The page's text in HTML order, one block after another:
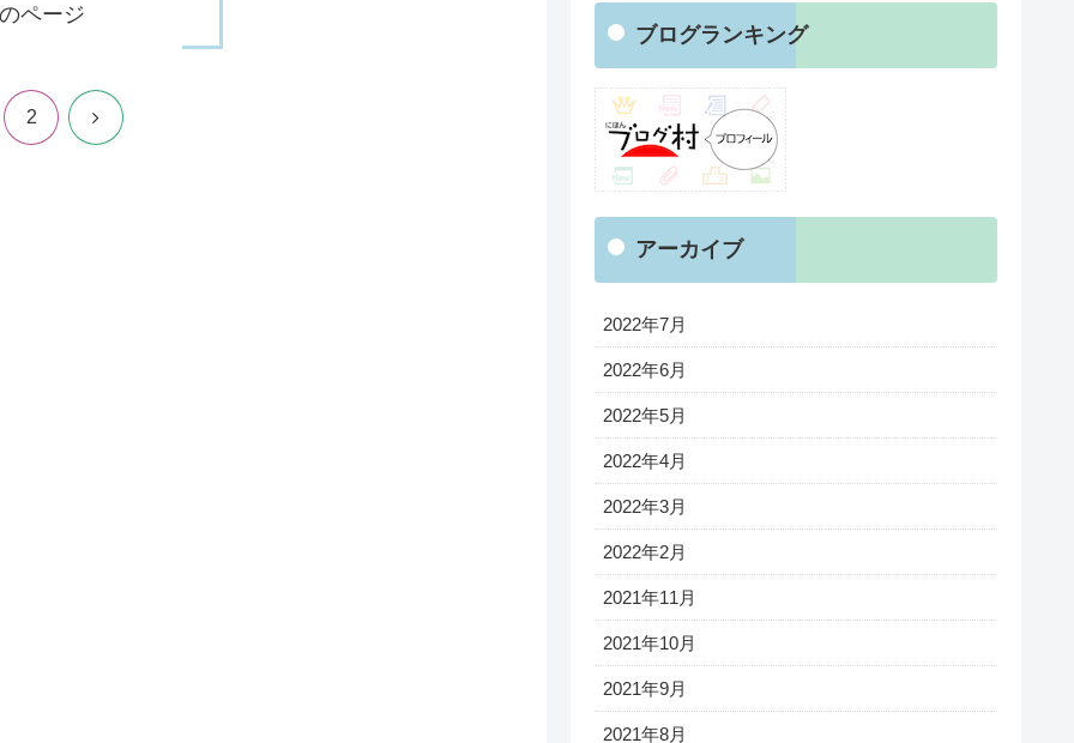
ページ
2 次
ブログランキング
アーカイブ
2022年7月
2022年6月
2022年5月
2022年4月
2022年3月
2022年2月
2021年11月
2021年10月
2021年9月
2021年8月